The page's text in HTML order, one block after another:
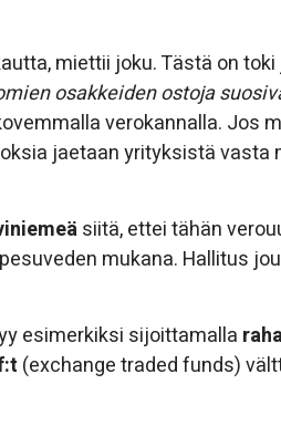
miettii joku. Tästä on
osakkeiden ostoja
verokannalla. Jos
jaetaan yrityksistä vasta
siitä, ettei tähän
mukana. Hallitus
esimerkiksi sijoittamalla
(exchange traded funds)